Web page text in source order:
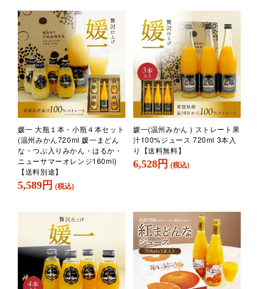
媛一 大瓶１本・小瓶４本セット
(温州みかん720ml 媛一まどん
な・つぶ入りみかん・はるか・
ニューサマーオレンジ160ml)
【送料別途】
5,589円 (税込)
媛一(温州みかん ) ストレート果
汁100%ジュース 720ml 3本入
り【送料無料】
6,528円 (税込)